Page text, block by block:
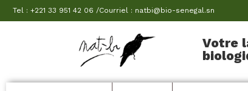
Tel : +221 33 951 42 06 /Courriel : natbi@bio-senegal.sn
Votre